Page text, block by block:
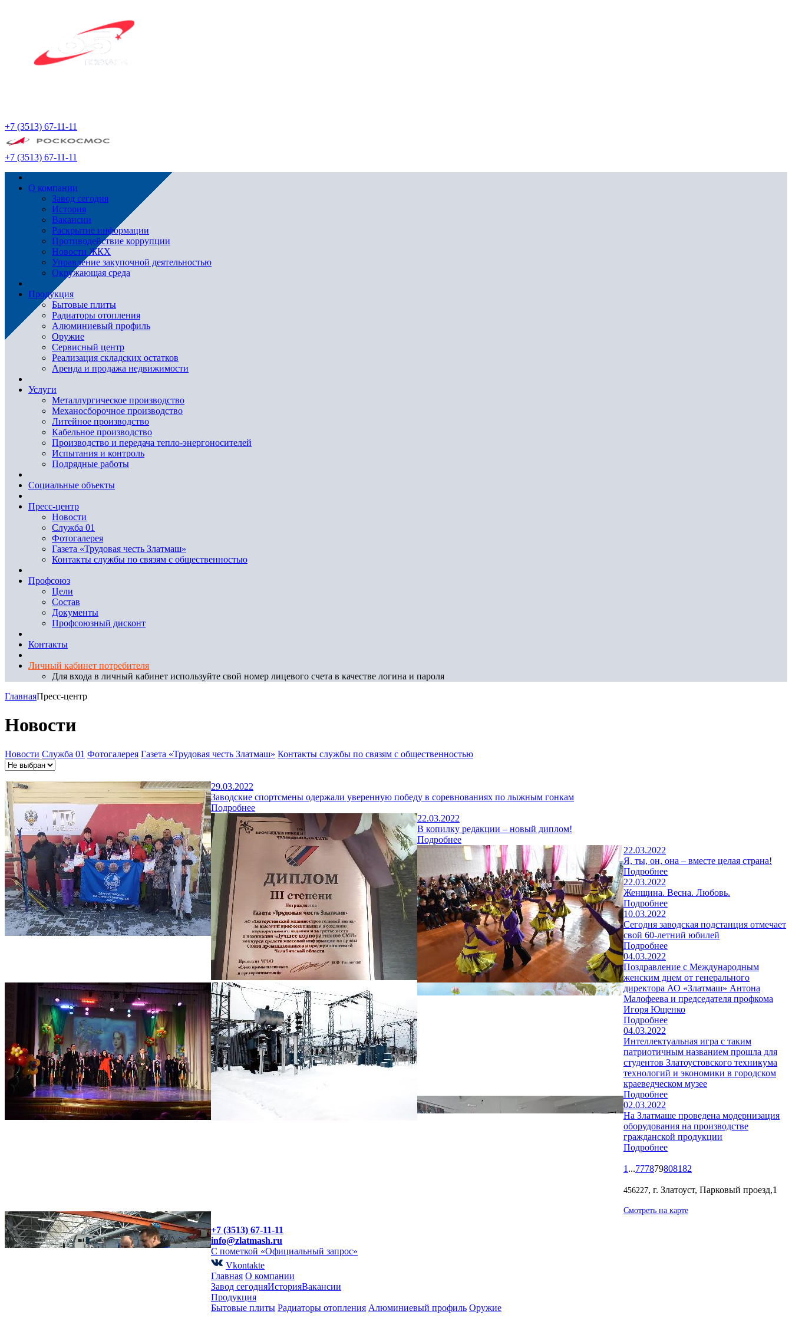
+7 (3513) 67-11-11
+7 (3513) 67-11-11
О компании
Завод сегодня
История
Вакансии
Раскрытие информации
Противодействие коррупции
Новости ЖКХ
Управление закупочной деятельностью
Окружающая среда
Продукция
Бытовые плиты
Радиаторы отопления
Алюминиевый профиль
Оружие
Сервисный центр
Реализация складских остатков
Аренда и продажа недвижимости
Услуги
Металлургическое производство
Механосборочное производство
Литейное производство
Кабельное производство
Производство и передача тепло-энергоносителей
Испытания и контроль
Подрядные работы
Социальные объекты
Пресс-центр
Новости
Служба 01
Фотогалерея
Газета «Трудовая честь Златмаш»
Контакты службы по связям с общественностью
Профсоюз
Цели
Состав
Документы
Профсоюзный дисконт
Контакты
Личный кабинет потребителя
Для входа в личный кабинет используйте свой номер лицевого счета в качестве логина и пароля
ГлавнаяПресс-центр
Новости
Новости Служба 01 Фотогалерея Газета «Трудовая честь Златмаш» Контакты службы по связям с общественностью
29.03.2022
Заводские спортсмены одержали уверенную победу в соревнованиях по лыжным гонкам
Подробнее
22.03.2022
В копилку редакции – новый диплом!
Подробнее
22.03.2022
Я, ты, он, она – вместе целая страна!
Подробнее
22.03.2022
Женщина. Весна. Любовь.
Подробнее
10.03.2022
Сегодня заводская подстанция отмечает
свой 60-летний юбилей
Подробнее
04.03.2022
Поздравление с Международным
женским днем от генерального
директора АО «Златмаш» Антона
Малофеева и председателя профкома
Игоря Ющенко
Подробнее
04.03.2022
Интеллектуальная игра с таким
патриотичным названием прошла для
студентов Златоустовского техникума
технологий и экономики в городском
краеведческом музее
Подробнее
02.03.2022
На Златмаше проведена модернизация
оборудования на производстве
гражданской продукции
Подробнее
1 ...777879808182
456227, г. Златоуст, Парковый проезд,1
Смотреть на карте
+7 (3513) 67-11-11
info@zlatmash.ru
С пометкой «Официальный запрос»
Vkontakte
Главная О компании
Завод сегодняИсторияВакансии
Продукция
Бытовые плиты Радиаторы отопления Алюминиевый профиль Оружие